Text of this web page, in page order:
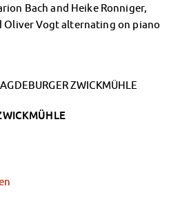
Bach and Heike Ronniger,
Oliver Vogt alternating on piano
ZWICKMÜHLE